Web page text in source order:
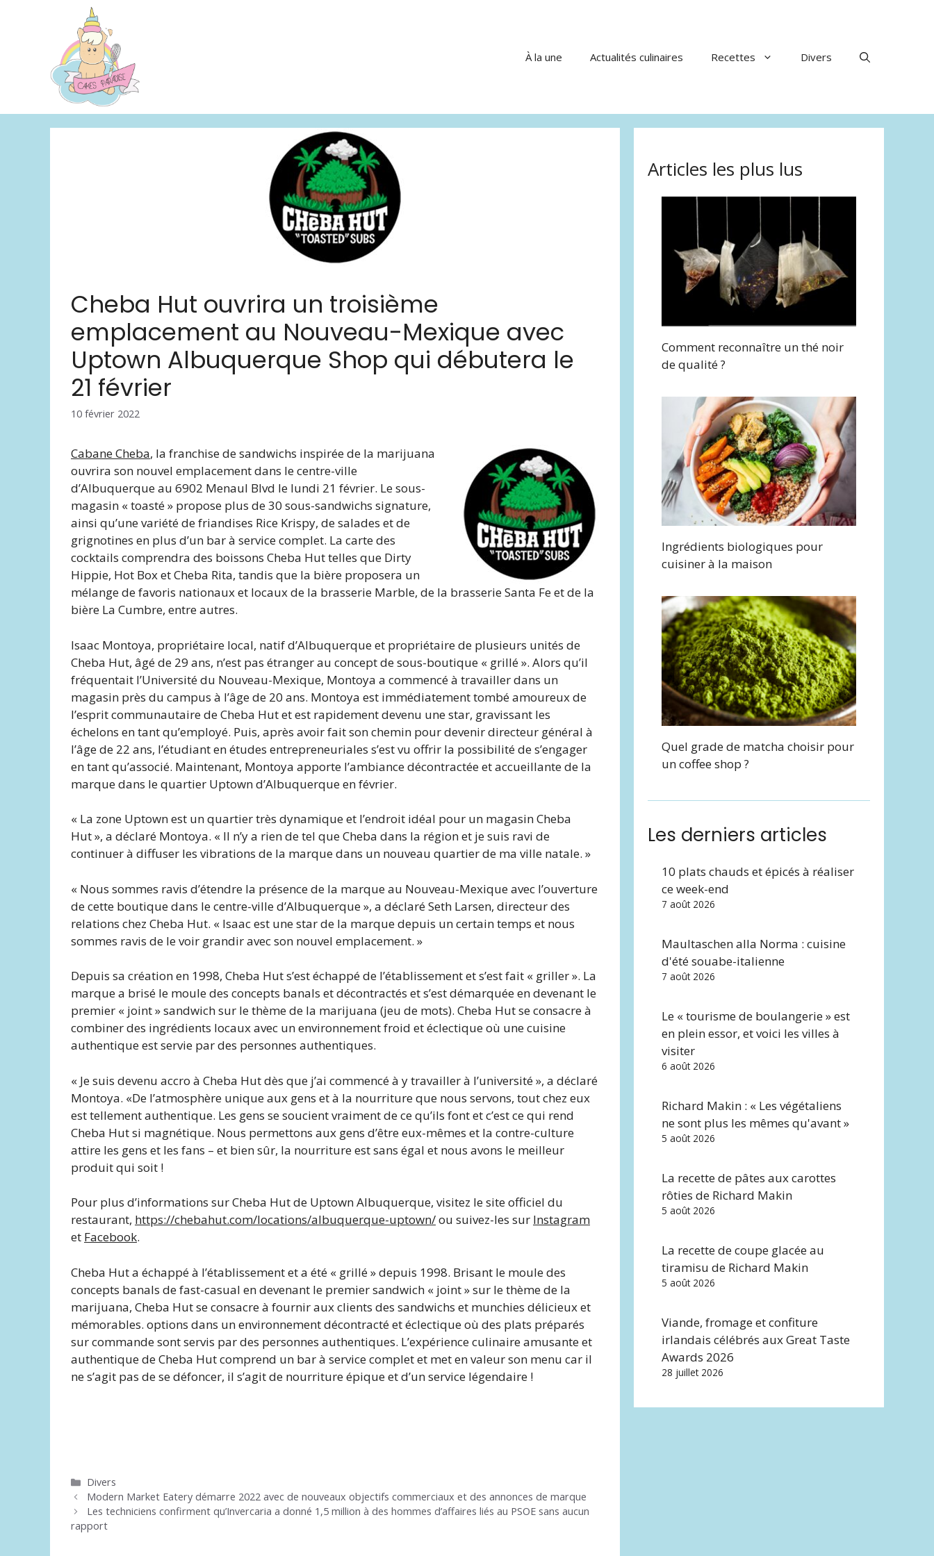
À la une Actualités culinaires Recettes Divers
Cheba Hut ouvrira un troisième
emplacement au Nouveau-Mexique avec
Uptown Albuquerque Shop qui débutera le
21 février
10 février 2022
Cabane Cheba, la franchise de sandwichs inspirée de la marijuana
ouvrira son nouvel emplacement dans le centre-ville
d’Albuquerque au 6902 Menaul Blvd le lundi 21 février. Le sous-
magasin « toasté » propose plus de 30 sous-sandwichs signature,
ainsi qu’une variété de friandises Rice Krispy, de salades et de
grignotines en plus d’un bar à service complet. La carte des
cocktails comprendra des boissons Cheba Hut telles que Dirty
Hippie, Hot Box et Cheba Rita, tandis que la bière proposera un
mélange de favoris nationaux et locaux de la brasserie Marble, de la brasserie Santa Fe et de la
bière La Cumbre, entre autres.
Isaac Montoya, propriétaire local, natif d’Albuquerque et propriétaire de plusieurs unités de
Cheba Hut, âgé de 29 ans, n’est pas étranger au concept de sous-boutique « grillé ». Alors qu’il
fréquentait l’Université du Nouveau-Mexique, Montoya a commencé à travailler dans un
magasin près du campus à l’âge de 20 ans. Montoya est immédiatement tombé amoureux de
l’esprit communautaire de Cheba Hut et est rapidement devenu une star, gravissant les
échelons en tant qu’employé. Puis, après avoir fait son chemin pour devenir directeur général à
l’âge de 22 ans, l’étudiant en études entrepreneuriales s’est vu offrir la possibilité de s’engager
en tant qu’associé. Maintenant, Montoya apporte l’ambiance décontractée et accueillante de la
marque dans le quartier Uptown d’Albuquerque en février.
« La zone Uptown est un quartier très dynamique et l’endroit idéal pour un magasin Cheba
Hut », a déclaré Montoya. « Il n’y a rien de tel que Cheba dans la région et je suis ravi de
continuer à diffuser les vibrations de la marque dans un nouveau quartier de ma ville natale. »
« Nous sommes ravis d’étendre la présence de la marque au Nouveau-Mexique avec l’ouverture
de cette boutique dans le centre-ville d’Albuquerque », a déclaré Seth Larsen, directeur des
relations chez Cheba Hut. « Isaac est une star de la marque depuis un certain temps et nous
sommes ravis de le voir grandir avec son nouvel emplacement. »
Depuis sa création en 1998, Cheba Hut s’est échappé de l’établissement et s’est fait « griller ». La
marque a brisé le moule des concepts banals et décontractés et s’est démarquée en devenant le
premier « joint » sandwich sur le thème de la marijuana (jeu de mots). Cheba Hut se consacre à
combiner des ingrédients locaux avec un environnement froid et éclectique où une cuisine
authentique est servie par des personnes authentiques.
« Je suis devenu accro à Cheba Hut dès que j’ai commencé à y travailler à l’université », a déclaré
Montoya. «De l’atmosphère unique aux gens et à la nourriture que nous servons, tout chez eux
est tellement authentique. Les gens se soucient vraiment de ce qu’ils font et c’est ce qui rend
Cheba Hut si magnétique. Nous permettons aux gens d’être eux-mêmes et la contre-culture
attire les gens et les fans – et bien sûr, la nourriture est sans égal et nous avons le meilleur
produit qui soit !
Pour plus d’informations sur Cheba Hut de Uptown Albuquerque, visitez le site officiel du
restaurant, https://chebahut.com/locations/albuquerque-uptown/ou suivez-les sur Instagram
et Facebook.
Cheba Hut a échappé à l’établissement et a été « grillé » depuis 1998. Brisant le moule des
concepts banals de fast-casual en devenant le premier sandwich « joint » sur le thème de la
marijuana, Cheba Hut se consacre à fournir aux clients des sandwichs et munchies délicieux et
mémorables. options dans un environnement décontracté et éclectique où des plats préparés
sur commande sont servis par des personnes authentiques. L’expérience culinaire amusante et
authentique de Cheba Hut comprend un bar à service complet et met en valeur son menu car il
ne s’agit pas de se défoncer, il s’agit de nourriture épique et d’un service légendaire !
Catégories
Divers
Modern Market Eatery démarre 2022 avec de nouveaux objectifs commerciaux et des annonces de marque
Les techniciens confirment qu’Invercaria a donné 1,5 million à des hommes d’affaires liés au PSOE sans aucun
rapport
Articles les plus lus
Comment reconnaître un thé noir
de qualité ?
Ingrédients biologiques pour
cuisiner à la maison
Quel grade de matcha choisir pour
un coffee shop ?
Les derniers articles
10 plats chauds et épicés à réaliser
ce week-end
7 août 2026
Maultaschen alla Norma : cuisine
d'été souabe-italienne
7 août 2026
Le « tourisme de boulangerie » est
en plein essor, et voici les villes à
visiter
6 août 2026
Richard Makin : « Les végétaliens
ne sont plus les mêmes qu'avant »
5 août 2026
La recette de pâtes aux carottes
rôties de Richard Makin
5 août 2026
La recette de coupe glacée au
tiramisu de Richard Makin
5 août 2026
Viande, fromage et confiture
irlandais célébrés aux Great Taste
Awards 2026
28 juillet 2026